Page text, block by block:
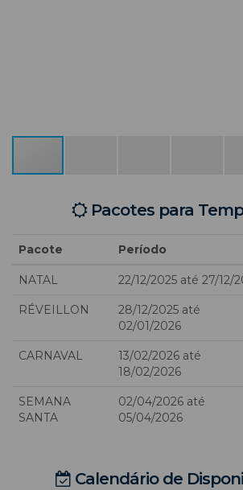
Pacotes para
Pacote Período
NATAL 22/12/2025 até 27/12/
RÉVEILLON
28/12/2025 até
02/01/2026
CARNAVAL
13/02/2026 até
18/02/2026
SEMANA
SANTA
02/04/2026 até
05/04/2026
Calendário de